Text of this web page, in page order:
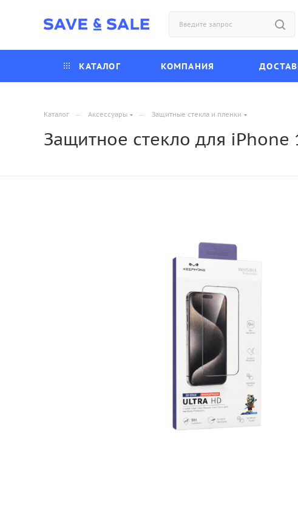
КАТАЛОГ КОМПАНИЯ
Каталог — Аксессуары — Защитные стекла и пленки
Защитное стекло для